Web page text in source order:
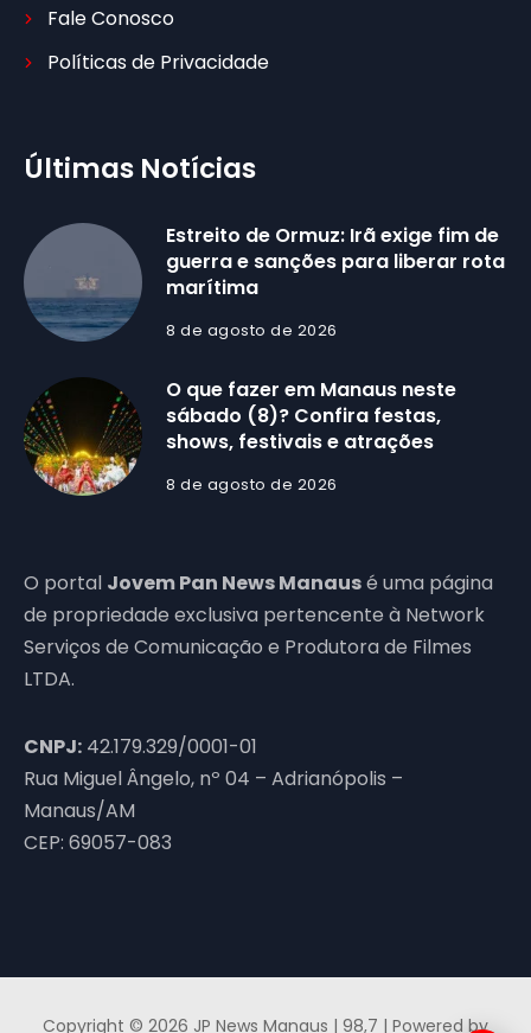
Fale Conosco
Políticas de Privacidade
Últimas Notícias
Estreito de Ormuz: Irã exige fim de
guerra e sanções para liberar rota
marítima
8 de agosto de 2026
O que fazer em Manaus neste
sábado (8)? Confira festas,
shows, festivais e atrações
8 de agosto de 2026
O portal Jovem Pan News Manausé uma página
de propriedade exclusiva pertencente à Network
Serviços de Comunicação e Produtora de Filmes
LTDA.
CNPJ: 42.179.329/0001-01
Rua Miguel Ângelo, nº 04 – Adrianópolis –
Manaus/AM
CEP: 69057-083
Copyright © 2026 JP News Manaus | 98,7 | Powered by